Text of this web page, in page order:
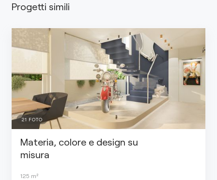
Progetti simili
21 FOTO
Materia, colore e design su
misura
125 m²